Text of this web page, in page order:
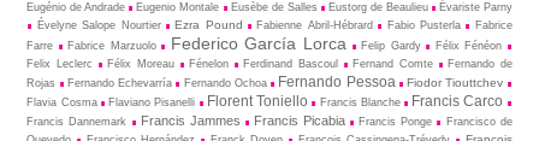
Eugénio de Andrade Eugenio Montale Eusèbe de Salles Eustorg de Beaulieu
Évariste Parny
Évelyne Salope Nourtier
Ezra Pound Fabienne Abril-Hébrard Fabio Pusterla
Fabrice
Farre
Fabrice Marzuolo Federico García Lorca Felip Gardy
Félix Fénéon
Felix Leclerc
Félix Moreau Fénelon Ferdinand Bascoul Fernand Comte
Fernando de
Rojas
Fernando Echevarría Fernando Ochoa Fernando Pessoa Fiodor Tiouttchev
Flavia Cosma Flaviano Pisanelli Florent Toniello Francis Blanche Francis Carco
Francis Dannemark Francis Jammes Francis Picabia Francis Ponge
Francisco de